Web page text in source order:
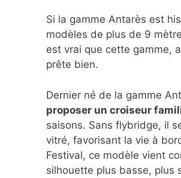
Si la gamme Antarès est
modèles de plus de 9
est vrai que cette gamme,
prête bien.
Dernier né de la gamme
proposer un croiseur
saisons. Sans flybridge, il
vitré, favorisant la vie à
Festival, ce modèle vient
silhouette plus basse, plus